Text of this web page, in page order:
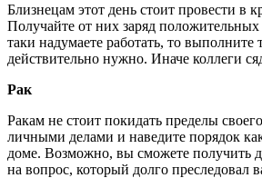
Близнецам этот день стоит провести в
Получайте от них заряд
таки надумаете работать, то выполните
действительно нужно. Иначе коллеги
Рак
Ракам не стоит покидать пределы
личными делами и наведите порядок
доме. Возможно, вы сможете получить
на вопрос, который долго преследовал